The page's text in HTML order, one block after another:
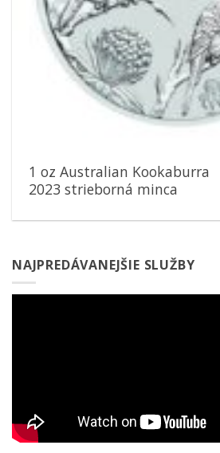
1 oz Australian Kookaburra
2023 strieborná minca
NAJPREDÁVANEJŠIE SLUŽBY